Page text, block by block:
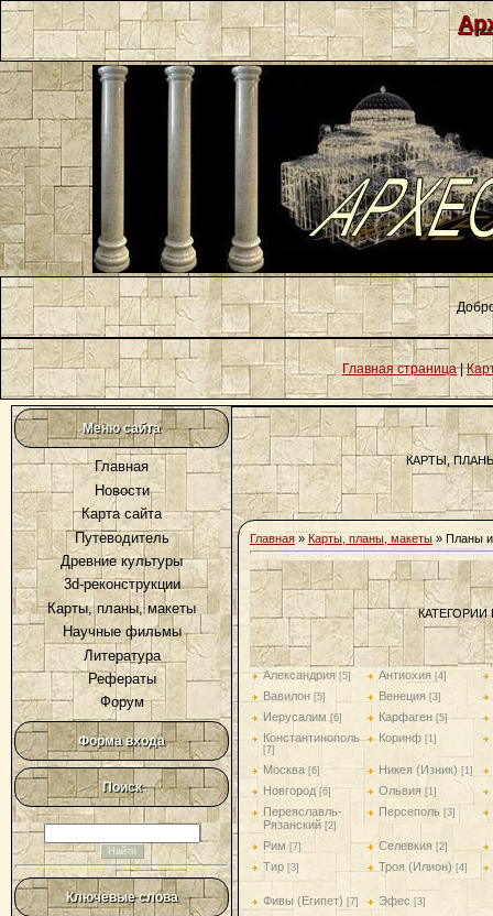
Главная страница|
Меню сайта
Главная
Новости
Карта сайта
Путеводитель
Древние культуры
3d-реконструкции
Карты, планы, макеты
Научные фильмы
Литература
Рефераты
Форум
Форма входа
Поиск
Ключевые слова
КАРТЫ,
Главная » Карты, планы, макеты » Планы
КАТЕГОРИИ
Александрия [5] Антиохия [4]
Вавилон [5] Венеция [3]
Иерусалим [6] Карфаген [5]
Константинополь
[7]
Коринф [1]
Москва [6] Никея (Изник) [1]
Новгород [6] Ольвия [1]
Переяславль-
Рязанский [2]
Персеполь [3]
Рим [7] Селевкия [2]
Тир [3] Троя (Илион) [4]
Фивы (Египет) [7] Эфес [3]